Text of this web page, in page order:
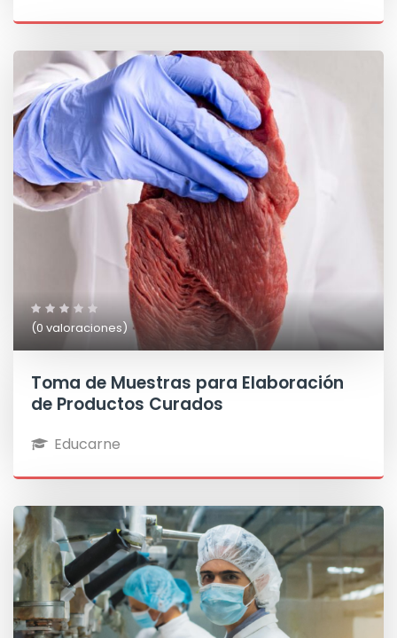
(0 valoraciones)
Toma de Muestras para Elaboración
de Productos Curados
Educarne